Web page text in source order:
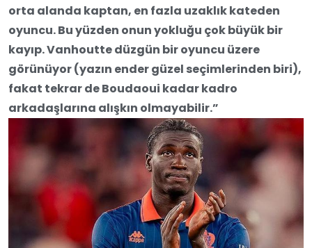
orta alanda kaptan, en fazla uzaklık kateden
oyuncu. Bu yüzden onun yokluğu çok büyük bir
kayıp. Vanhoutte düzgün bir oyuncu üzere
görünüyor (yazın ender güzel seçimlerinden biri),
fakat tekrar de Boudaoui kadar kadro
arkadaşlarına alışkın olmayabilir.”